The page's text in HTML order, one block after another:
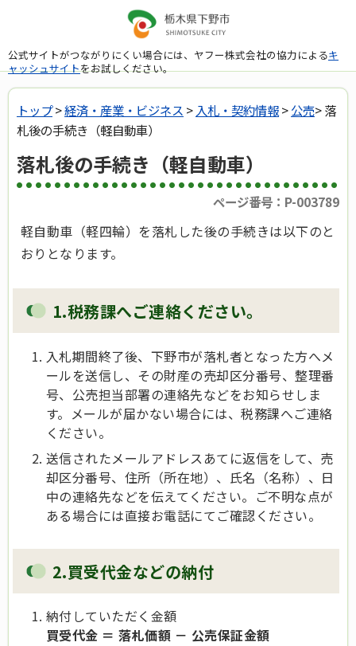
公式サイトがつながりにくい場合には、ヤフー株式会社の協力によるキ
ャッシュサイトをお試しください。
トップ>経済・産業・ビジネス > 入札・契約情報>公売> 落
札後の手続き（軽自動車）
落札後の手続き（軽自動車）
ページ番号：P-003789
軽自動車（軽四輪）を落札した後の手続きは以下のと
おりとなります。
1.税務課へご連絡ください。
入札期間終了後、下野市が落札者となった方へメ
ールを送信し、その財産の売却区分番号、整理番
号、公売担当部署の連絡先などをお知らせしま
す。メールが届かない場合には、税務課へご連絡
ください。
送信されたメールアドレスあてに返信をして、売
却区分番号、住所（所在地）、氏名（名称）、日
中の連絡先などを伝えてください。ご不明な点が
ある場合には直接お電話にてご確認ください。
2.買受代金などの納付
納付していただく金額
買受代金 ＝ 落札価額 － 公売保証金額